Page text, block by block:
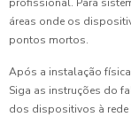
áreas onde os
pontos mortos.
Após a instalação
Siga as instruções do
dos dispositivos à rede